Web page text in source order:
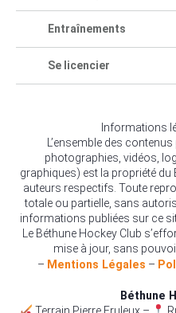
Entraînements
Se licencier
Informations
L’ensemble des
photographies, vidéos,
graphiques) est la propriété du
auteurs respectifs. Toute
totale ou partielle, sans
informations publiées sur ce
Le Béthune Hockey Club
mise à jour, sans
– Mentions Légales –
Béthune